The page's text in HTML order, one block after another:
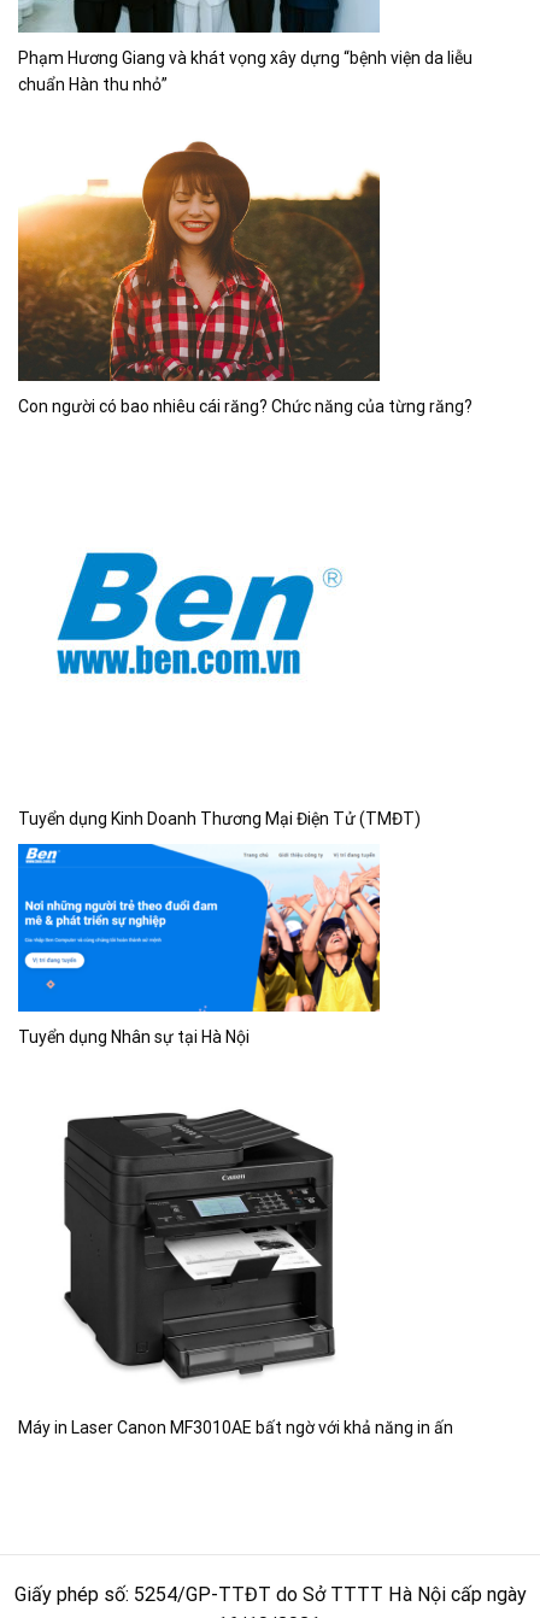
Phạm Hương Giang và khát vọng xây dựng “bệnh viện da liễu
chuẩn Hàn thu nhỏ”
Con người có bao nhiêu cái răng? Chức năng của từng răng?
Tuyển dụng Kinh Doanh Thương Mại Điện Tử (TMĐT)
Tuyển dụng Nhân sự tại Hà Nội
Máy in Laser Canon MF3010AE bất ngờ với khả năng in ấn
Giấy phép số: 5254/GP-TTĐT do Sở TTTT Hà Nội cấp ngày